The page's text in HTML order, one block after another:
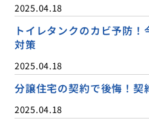
2025.04.18
トイレタンクのカビ予防
対策
2025.04.18
分譲住宅の契約で後悔！契
2025.04.18